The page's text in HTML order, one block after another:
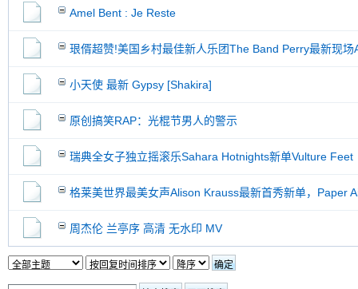
Amel Bent : Je Reste
珢偦超赞!美国乡村最佳新人乐团The Band Perry最新现场
小天使 最新 Gypsy [Shakira]
原创搞笑RAP：光棍节男人的警示
瑞典全女子独立摇滚乐Sahara Hotnights新单Vulture Feet
格莱美世界最美女声Alison Krauss最新首秀新单，Paper
周杰伦 兰亭序 高清 无水印 MV